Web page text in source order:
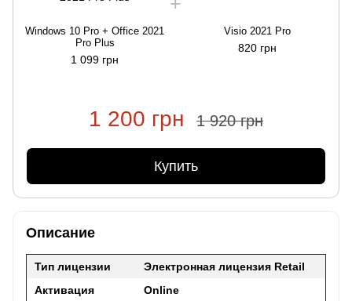
Windows 10 Pro + Office 2021
Pro Plus
1 099 грн
Visio 2021 Pro
820 грн
1 200 грн 1 920 грн
Купить
Описание
Тип лицензии Электронная лицензия Retail
Активация
Online